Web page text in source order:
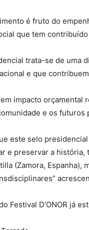
é fruto do
que tem
trata-se de uma
e que
impacto orçamental
e os futuros
este selo
e preservar a história,
(Zamora,
Festival D’ONOR já